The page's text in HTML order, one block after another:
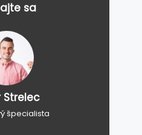
sa
Strelec
špecialista